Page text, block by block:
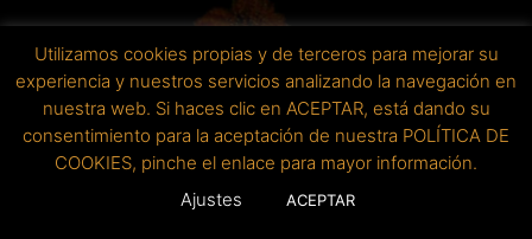
Utilizamos cookies propias y de terceros para mejorar su
experiencia y nuestros servicios analizando la navegación en
nuestra web. Si haces clic en ACEPTAR, está dando su
consentimiento para la aceptación de nuestra POLÍTICA DE
COOKIES, pinche el enlace para mayor información.
Ajustes
ACEPTAR